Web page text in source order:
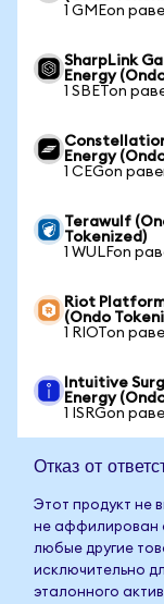
1 GMEon
SharpLink
Energy
1 SBETon
Energy
1 CEGon
Terawulf
Tokenized)
1 WULFon
Riot
(Ondo
1 RIOTon
Intuitive
Energy
1 ISRGon
Отказ от
Этот продукт не
не аффилирован
любые другие
исключительно
эталонного